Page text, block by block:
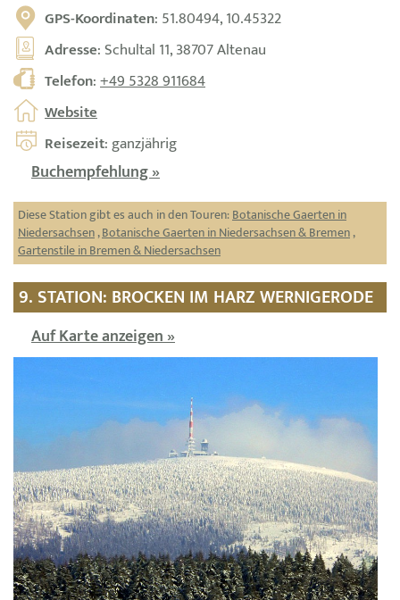
GPS-Koordinaten: 51.80494, 10.45322
Adresse: Schultal 11, 38707 Altenau
Telefon:+49 5328 911684
Website
Reisezeit: ganzjährig
Buchempfehlung »
Diese Station gibt es auch in den Touren:Botanische Gaerten in
Niedersachsen,Botanische Gaerten in Niedersachsen & Bremen,
Gartenstile in Bremen & Niedersachsen
9. STATION: BROCKEN IM HARZ WERNIGERODE
Auf Karte anzeigen »